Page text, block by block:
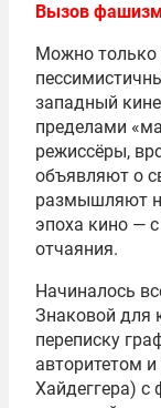
Вызов
Можно только
западный
пределами
режиссёры,
объявляют о
размышляют
эпоха кино —
отчаяния.
Начиналось
Знаковой для
переписку
авторитетом
Хайдеггера)